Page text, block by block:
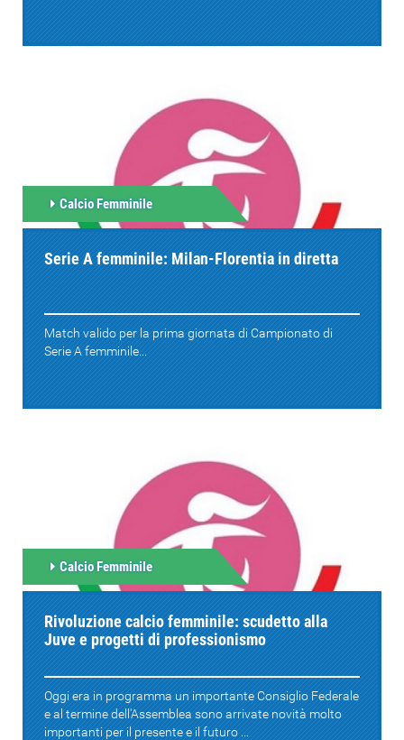
Calcio Femminile
Serie A femminile: Milan-Florentia in diretta
Match valido per la prima giornata di Campionato di
Serie A femminile...
Calcio Femminile
Rivoluzione calcio femminile: scudetto alla
Juve e progetti di professionismo
Oggi era in programma un importante Consiglio Federale
e al termine dell'Assemblea sono arrivate novità molto
importanti per il presente e il futuro ...